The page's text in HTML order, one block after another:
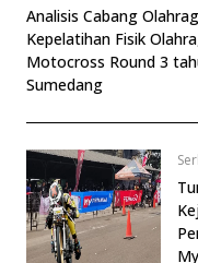
Analisis Cabang
Kepelatihan Fisik
Motocross Round 3
Sumedang